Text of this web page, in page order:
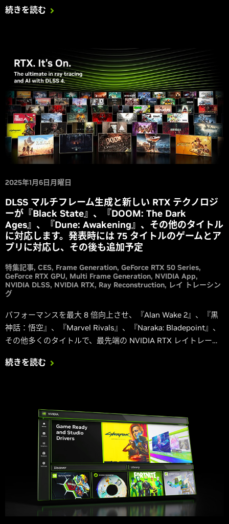
続きを読む
2025年1月6日月曜日
DLSS マルチフレーム生成と新しい RTX テクノロジ
ーが『Black State』、『DOOM: The Dark
Ages』、『Dune: Awakening』、その他のタイトル
に対応します。発表時には 75 タイトルのゲームとア
プリに対応し、その後も追加予定
特集記事 CES Frame Generation GeForce RTX 50 Series
GeForce RTX GPU Multi Frame Generation NVIDIA App
NVIDIA DLSS NVIDIA RTX Ray Reconstruction レイ トレーシン
グ
パフォーマンスを最大 8 倍向上させ、『Alan Wake 2』、『黒
神話：悟空』、『Marvel Rivals』、『Naraka: Bladepoint』、
その他多くのタイトルで、最先端の NVIDIA RTX レイトレーシ
続きを読む